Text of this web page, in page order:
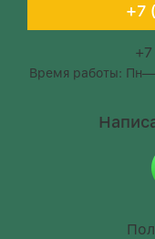
+7
Время работы: